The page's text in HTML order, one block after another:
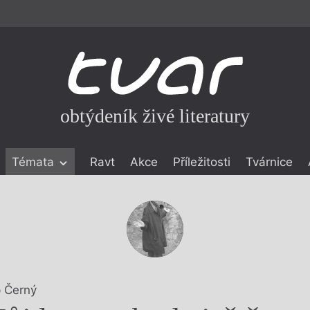
obtýdeník živé literatury
Témata Ravt Akce Příležitosti Tvárnice
Černý